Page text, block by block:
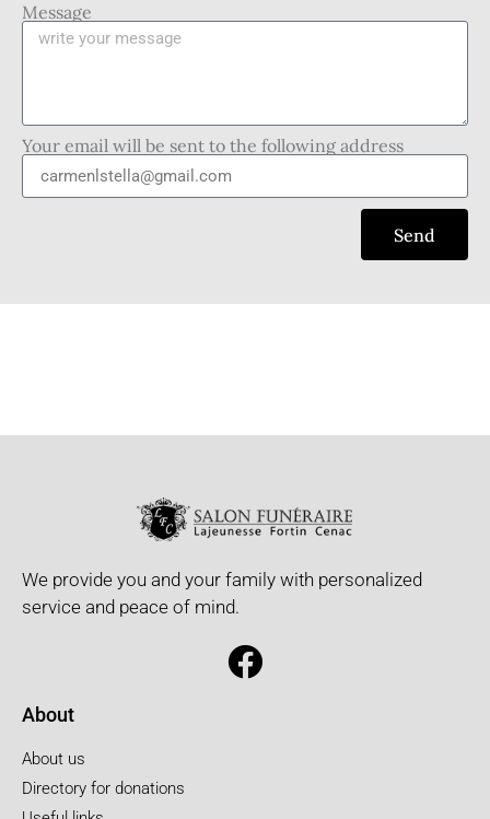
Message
Your email will be sent to the following address
Send
We provide you and your family with personalized
service and peace of mind.
About
About us
Directory for donations